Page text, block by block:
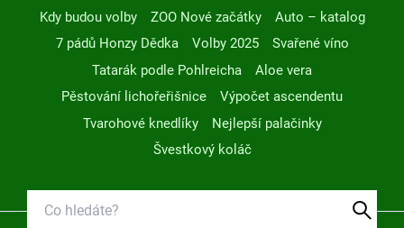
Kdy budou volby
ZOO Nové začátky
Auto – katalog
7 pádů Honzy Dědka
Volby 2025
Svařené víno
Tatarák podle Pohlreicha
Aloe vera
Pěstování lichořeřišnice
Výpočet ascendentu
Tvarohové knedlíky
Nejlepší palačinky
Švestkový koláč